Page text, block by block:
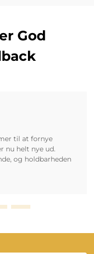
God
til at fornye
nu helt nye ud.
og holdbarheden